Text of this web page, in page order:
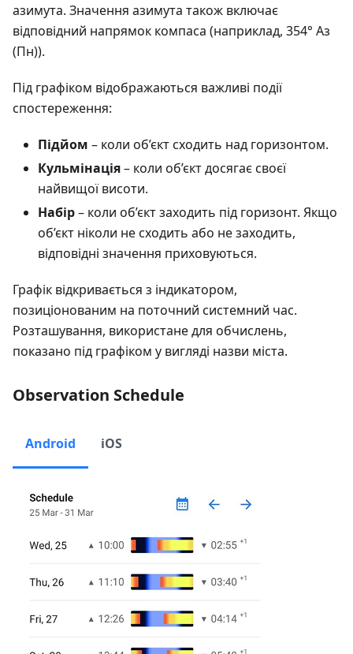
азимута. Значення азимута також включає
відповідний напрямок компаса (наприклад, 354° Аз
(Пн)).
Під графіком відображаються важливі події
спостереження:
Підйом – коли об’єкт сходить над горизонтом.
Кульмінація– коли об’єкт досягає своєї
найвищої висоти.
Набір– коли об’єкт заходить під горизонт. Якщо
об’єкт ніколи не сходить або не заходить,
відповідні значення приховуються.
Графік відкривається з індикатором,
позиціонованим на поточний системний час.
Розташування, використане для обчислень,
показано під графіком у вигляді назви міста.
Observation Schedule
Android iOS